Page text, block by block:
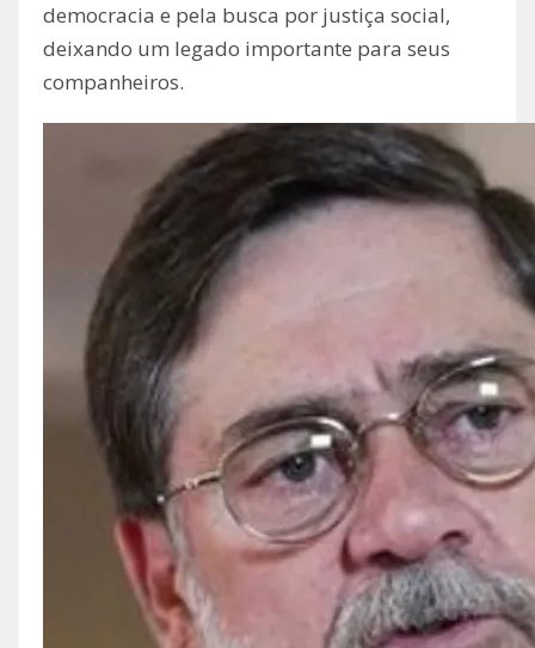
democracia e pela busca por justiça social,
deixando um legado importante para seus
companheiros.